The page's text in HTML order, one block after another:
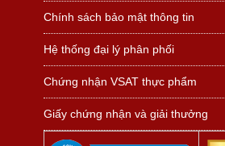
Chính sách bảo mật thông tin
Hệ thống đại lý phân phối
Chứng nhận VSAT thực phẩm
Giấy chứng nhận và giải thưởng